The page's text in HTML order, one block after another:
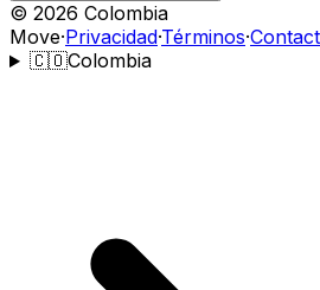
© 2026 Colombia
Move·Privacidad·Términos·
🇨🇴Colombia